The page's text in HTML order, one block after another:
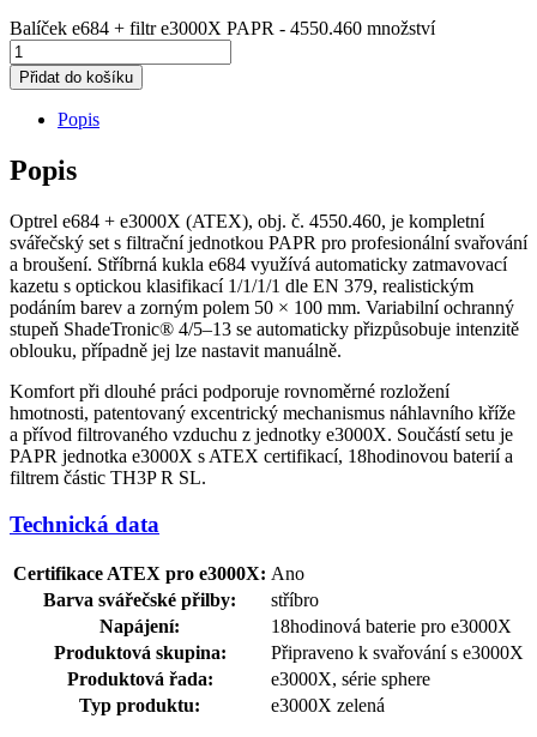
Balíček e684 + filtr e3000X PAPR - 4550.460 množství
Přidat do košíku
Popis
Popis
Optrel e684 + e3000X (ATEX), obj. č. 4550.460, je kompletní
svářečský set s filtrační jednotkou PAPR pro profesionální svařování
a broušení. Stříbrná kukla e684 využívá automaticky zatmavovací
kazetu s optickou klasifikací 1/1/1/1 dle EN 379, realistickým
podáním barev a zorným polem 50 × 100 mm. Variabilní ochranný
stupeň ShadeTronic® 4/5–13 se automaticky přizpůsobuje intenzitě
oblouku, případně jej lze nastavit manuálně.
Komfort při dlouhé práci podporuje rovnoměrné rozložení
hmotnosti, patentovaný excentrický mechanismus náhlavního kříže
a přívod filtrovaného vzduchu z jednotky e3000X. Součástí setu je
PAPR jednotka e3000X s ATEX certifikací, 18hodinovou baterií a
filtrem částic TH3P R SL.
Technická data
Certifikace ATEX pro e3000X: Ano
Barva svářečské přilby:
stříbro
Napájení:
18hodinová baterie pro e3000X
Produktová skupina:
Připraveno k svařování s e3000X
Produktová řada:
e3000X, série sphere
Typ produktu:
e3000X zelená